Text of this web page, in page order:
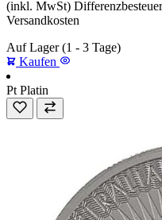
(inkl. MwSt)
Versandkosten
Auf Lager (1 - 3 Tage)
Kaufen
Pt Platin